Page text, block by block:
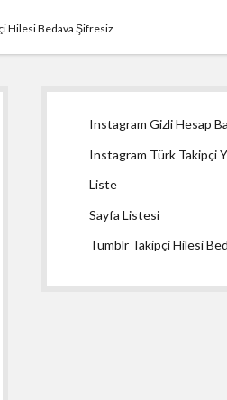
Hilesi Bedava Şifresiz
Menü
Instagram Gizli Hesap
Instagram Türk Takipçi
Liste
Sayfa Listesi
Tumblr Takipçi Hilesi